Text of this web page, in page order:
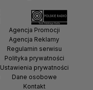
Agencja Promocji
Agencja Reklamy
Regulamin serwisu
Polityka prywatności
Ustawienia prywatności
Dane osobowe
Kontakt